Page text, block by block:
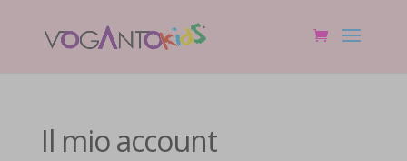
Il mio account